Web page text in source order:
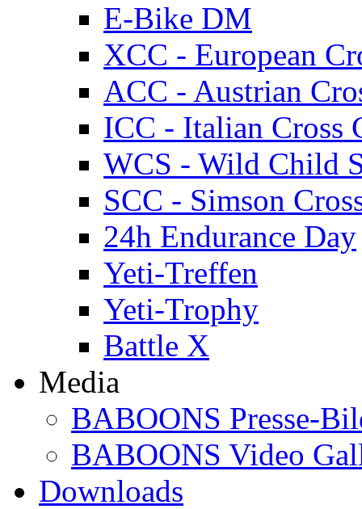
E-Bike DM
XCC - European
ACC - Austrian
ICC - Italian Cross
WCS - Wild Child
SCC - Simson
24h Endurance Day
Yeti-Treffen
Yeti-Trophy
Battle X
Media
BABOONS Presse-
BABOONS Video
Downloads